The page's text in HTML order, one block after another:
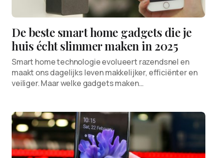
De beste smart home gadgets die je
huis écht slimmer maken in 2025
Smart home technologie evolueert razendsnel en
maakt ons dagelijks leven makkelijker, efficiënter en
veiliger. Maar welke gadgets maken…